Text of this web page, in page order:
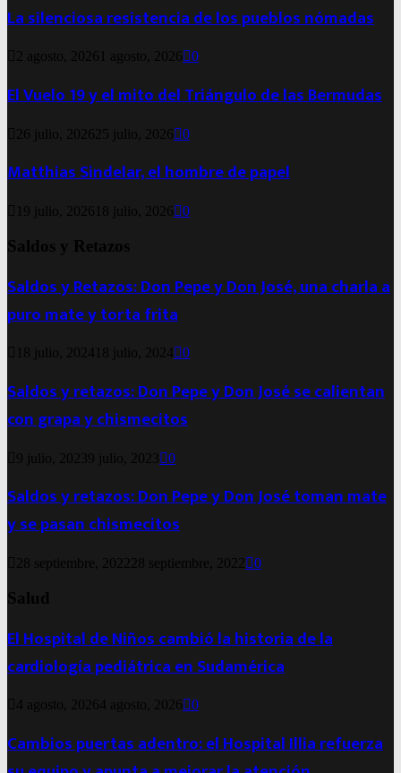
La silenciosa resistencia de los pueblos nómadas
2 agosto, 2026 1 agosto, 2026 0
El Vuelo 19 y el mito del Triángulo de las Bermudas
26 julio, 2026 25 julio, 2026 0
Matthias Sindelar, el hombre de papel
19 julio, 2026 18 julio, 2026 0
Saldos y Retazos
Saldos y Retazos: Don Pepe y Don José, una charla a
puro mate y torta frita
18 julio, 2024 18 julio, 2024 0
Saldos y retazos: Don Pepe y Don José se calientan
con grapa y chismecitos
9 julio, 20239 julio, 2023 0
Saldos y retazos: Don Pepe y Don José toman mate
y se pasan chismecitos
28 septiembre, 2022 28 septiembre, 2022 0
Salud
El Hospital de Niños cambió la historia de la
cardiología pediátrica en Sudamérica
4 agosto, 20264 agosto, 2026 0
Cambios puertas adentro: el Hospital Illia refuerza